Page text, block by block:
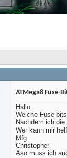
ATMega8 Fuse-
Hallo
Welche Fuse
Nachdem ich
Wer kann mir
Mfg
Christopher
Aso muss ich